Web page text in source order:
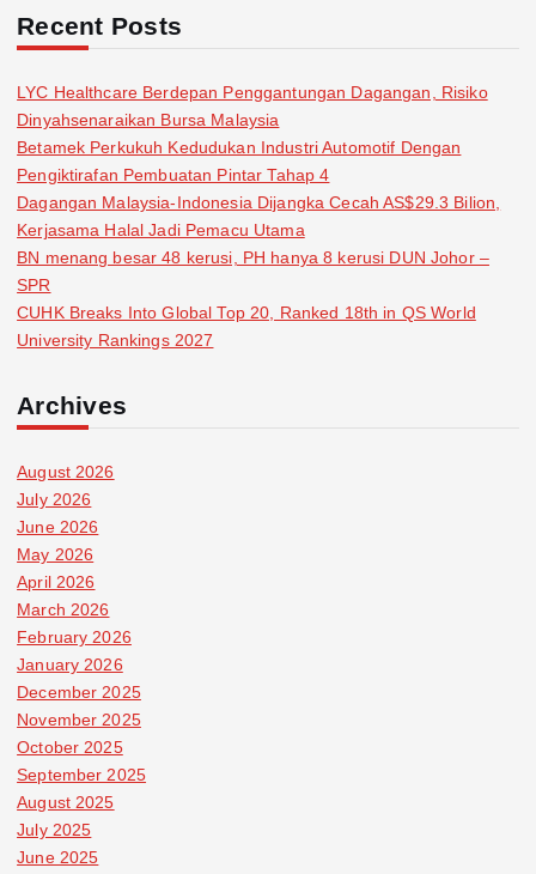
Recent Posts
LYC Healthcare Berdepan Penggantungan Dagangan, Risiko
Dinyahsenaraikan Bursa Malaysia
Betamek Perkukuh Kedudukan Industri Automotif Dengan
Pengiktirafan Pembuatan Pintar Tahap 4
Dagangan Malaysia-Indonesia Dijangka Cecah AS$29.3 Bilion,
Kerjasama Halal Jadi Pemacu Utama
BN menang besar 48 kerusi, PH hanya 8 kerusi DUN Johor –
SPR
CUHK Breaks Into Global Top 20, Ranked 18th in QS World
University Rankings 2027
Archives
August 2026
July 2026
June 2026
May 2026
April 2026
March 2026
February 2026
January 2026
December 2025
November 2025
October 2025
September 2025
August 2025
July 2025
June 2025